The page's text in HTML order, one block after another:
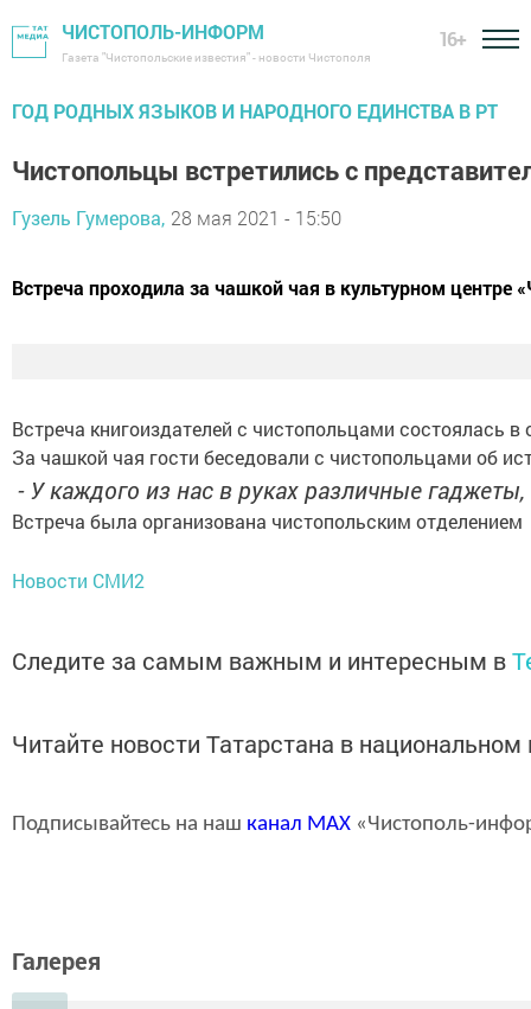
ЧИСТОПОЛЬ-ИНФОРМ
Газета "Чистопольские известия" - новости Чистополя
16+
ГОД РОДНЫХ ЯЗЫКОВ И НАРОДНОГО ЕДИНСТВА В РТ
Чистопольцы встретились с
Гузель Гумерова, 28 мая 2021 - 15:50
Встреча проходила за чашкой чая в культурном центре
Встреча книгоиздателей с чистопольцами состоялась
За чашкой чая гости беседовали с чистопольцами об
- У каждого из нас в руках различные
Встреча была организована чистопольским
Новости СМИ2
Следите за самым важным и интересным в
Читайте новости Татарстана в
Подписывайтесь на наш канал MAX «Чистополь-
Галерея